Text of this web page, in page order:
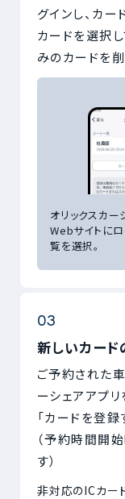
グインし、カ
カードを選択
みのカードを削
オリックスカー
Webサイトにロ
覧を選択。
新しいカード
ご予約された
ーシェアアプリ
「カードを登録
（予約時間開
す）
非対応のICカー